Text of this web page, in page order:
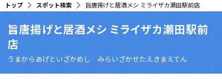
トップ スポット検索 旨唐揚げと居酒メシ ミライザカ瀬田駅前店
旨唐揚げと居酒メシ ミライザカ瀬田駅前
店
うまからあげといざかめし みらいざかせたえきまえてん